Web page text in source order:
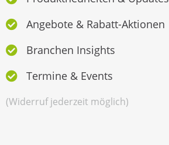
Angebote & Rabatt-Aktionen
Branchen Insights
Termine & Events
(Widerruf jederzeit möglich)